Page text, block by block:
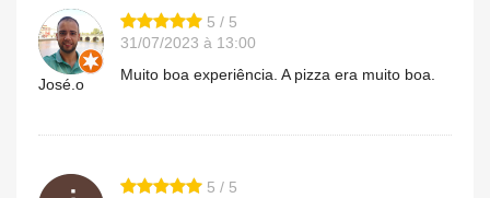
José.o
5 / 5
31/07/2023 à 13:00
Muito boa experiência. A pizza era muito boa.
5 / 5